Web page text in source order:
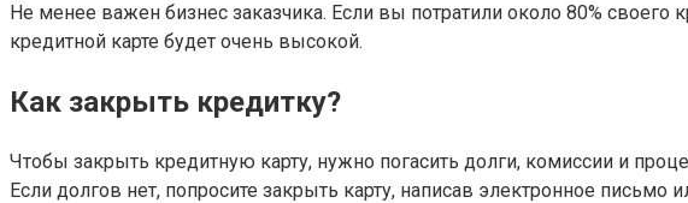
Не менее важен бизнес заказчика. Если вы потратили около 80%
кредитной карте будет очень высокой.
Как закрыть кредитку?
Чтобы закрыть кредитную карту, нужно погасить долги, комиссии и
Если долгов нет, попросите закрыть карту, написав электронное